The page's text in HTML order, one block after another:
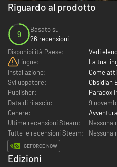
Riguardo al prodotto
9
Basato su
26 recensioni
Disponibilità Paese:
Vedi
Lingue:
La tua
Installazione:
Come
Sviluppatore:
Obsidian
Publisher:
Paradox
Data di rilascio:
9
Genere:
Avventura
Ultime recensioni Steam:
Nessuna
Tutte le recensioni Steam:
Nessuna
GEFORCE NOW
Edizioni